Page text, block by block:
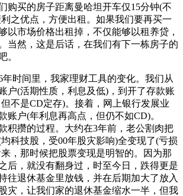
购买的房子距离曼哈坦开车仅15分钟(不
之优点，方便出租。如果我们要再买一
以市场价格出租掉，不仅能够以租养贷，
当然，这是后话，在我们有下一栋房子的
。
间里，我家理财工具的变化。我们从
户(活期性质，利息及低)，到开了存款账
不是CD定存)。接着，网上银行发展业
账户(年利息再高点，但仍不如CD)。
积攒的过程。大约在3年前，老公割肉把
科技股，受00年股灾影响)全变现了(亏损
，那时候把股票变现是明智的。因为那
后，就没有翻身过，时至今日，跌得更是
往退休基金里放钱，并在后期加大了放入
灾，让我们家的退休基金缩水一半，但我